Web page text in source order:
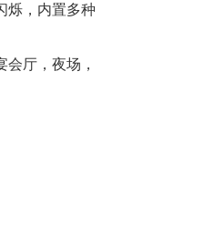
烁，内置多种
厅，夜场，